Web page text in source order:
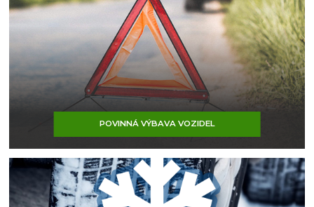
POVINNÁ VÝBAVA VOZIDEL